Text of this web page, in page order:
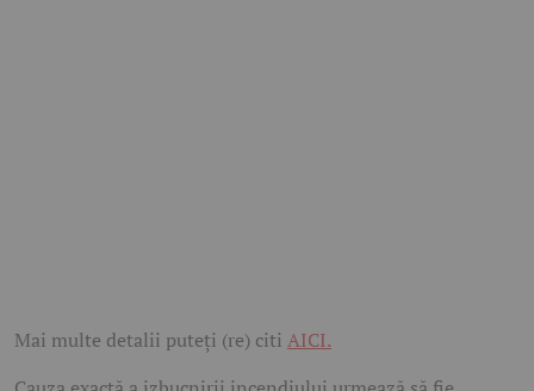
Mai multe detalii puteți (re) citi AICI.